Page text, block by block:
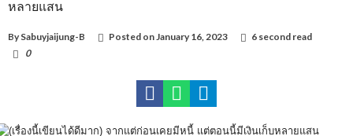
หลายแสน
By Sabuyjaijung-B Posted onJanuary 16, 2023
6 second read
0